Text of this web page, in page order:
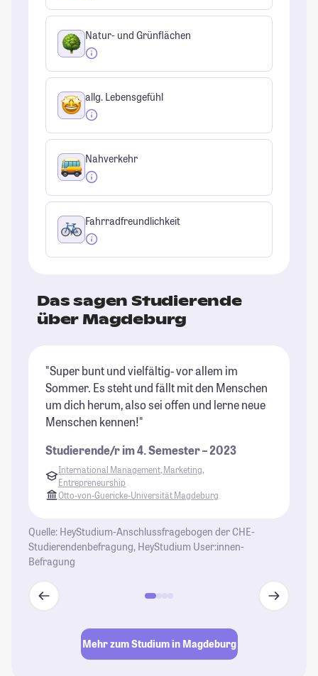
Natur- und Grünflächen
allg. Lebensgefühl
Nahverkehr
Fahrradfreundlichkeit
Das sagen Studierende
über Magdeburg
"Super bunt und vielfältig- vor allem im
Sommer. Es steht und fällt mit den Menschen
um dich herum, also sei offen und lerne neue
Menschen kennen!"
Studierende/r im 4. Semester – 2023
International Management, Marketing,
Entrepreneurship
Otto-von-Guericke-Universität Magdeburg
Quelle: HeyStudium-Anschlussfragebogen der CHE-
Studierendenbefragung, HeyStudium User:innen-
Befragung
Mehr zum Studium in Magdeburg